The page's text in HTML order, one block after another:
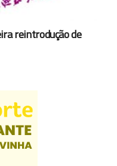
reintrodução de